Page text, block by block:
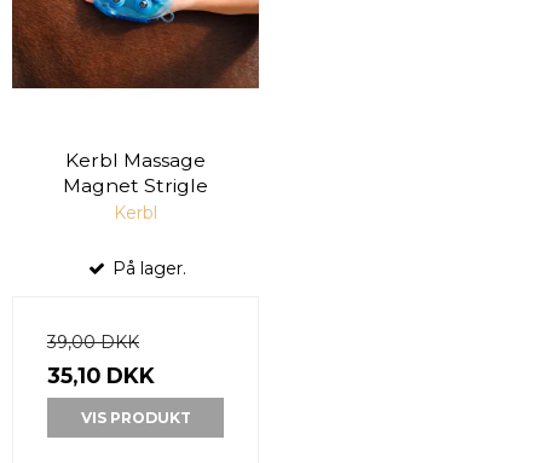
Kerbl Massage
Magnet Strigle
Kerbl
På lager.
39,00 DKK
35,10 DKK
VIS PRODUKT